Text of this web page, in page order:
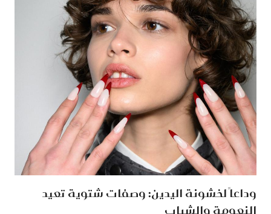
وداعاً لخشونة اليدين: وصفات شتوية تعيد